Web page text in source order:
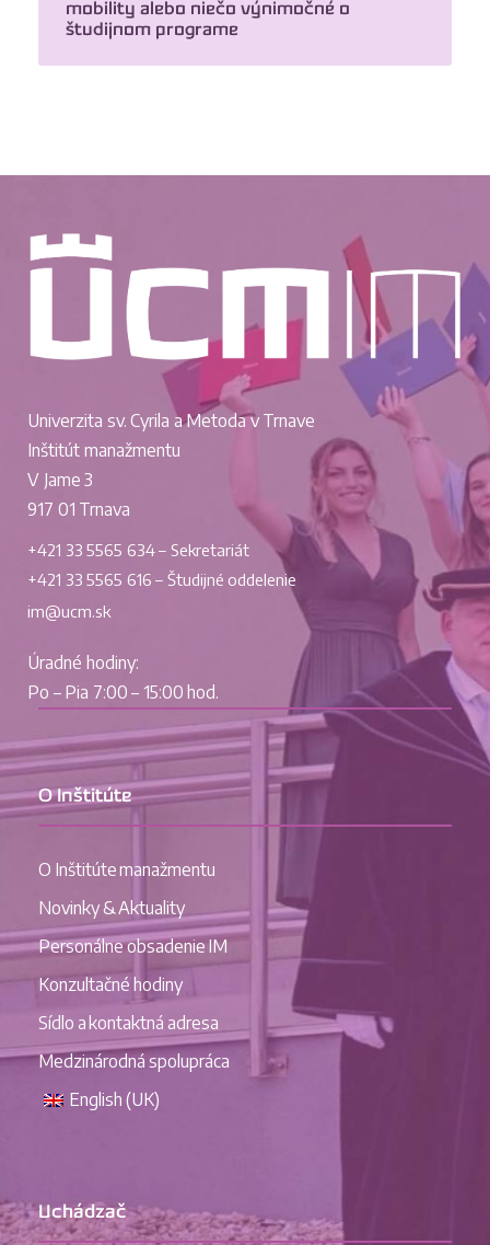
mobility alebo niečo výnimočné o
študijnom programe
Univerzita sv. Cyrila a Metoda v Trnave
Inštitút manažmentu
V Jame 3
917 01 Trnava
+421 33 5565 634 – Sekretariát
+421 33 5565 616 – Študijné oddelenie
im@ucm.sk
Úradné hodiny:
Po – Pia 7:00 – 15:00 hod.
O Inštitúte
O Inštitúte manažmentu
Novinky & Aktuality
Personálne obsadenie IM
Konzultačné hodiny
Sídlo a kontaktná adresa
Medzinárodná spolupráca
English (UK)
Uchádzač